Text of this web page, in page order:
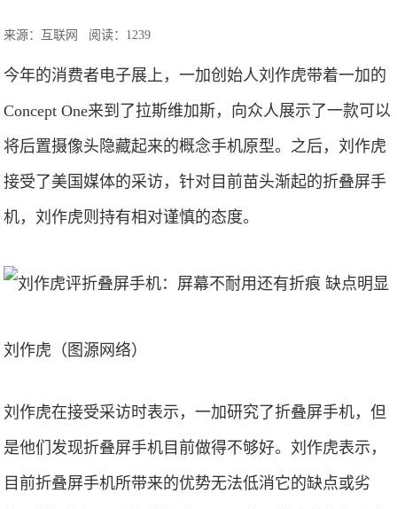
来源：互联网 阅读：1239
今年的消费者电子展上，一加创始人刘作虎带着一加的
Concept One来到了拉斯维加斯，向众人展示了一款可以
将后置摄像头隐藏起来的概念手机原型。之后，刘作虎
接受了美国媒体的采访，针对目前苗头渐起的折叠屏手
机，刘作虎则持有相对谨慎的态度。
刘作虎（图源网络）
刘作虎在接受采访时表示，一加研究了折叠屏手机，但
是他们发现折叠屏手机目前做得不够好。刘作虎表示，
目前折叠屏手机所带来的优势无法低消它的缺点或劣